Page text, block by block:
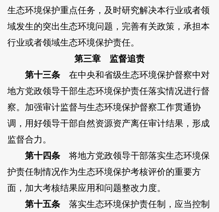
生态环境保护重点任务，及时研究解决本行业或者领
域发生的突出生态环境问题，完善有关政策，承担本
行业或者领域生态环境保护责任。
第三章 监督追责
第十三条在中央和省级生态环境保护督察中对
地方党政领导干部生态环境保护责任落实情况进行督
察。加强审计监督与生态环境保护督察工作贯通协
调，用好领导干部自然资源资产离任审计结果，形成
监督合力。
第十四条将地方党政领导干部落实生态环境保
护责任制情况作为生态环境保护考核评价的重要方
面，加大考核结果应用和问题整改力度。
第十五条落实生态环境保护责任制，应当控制